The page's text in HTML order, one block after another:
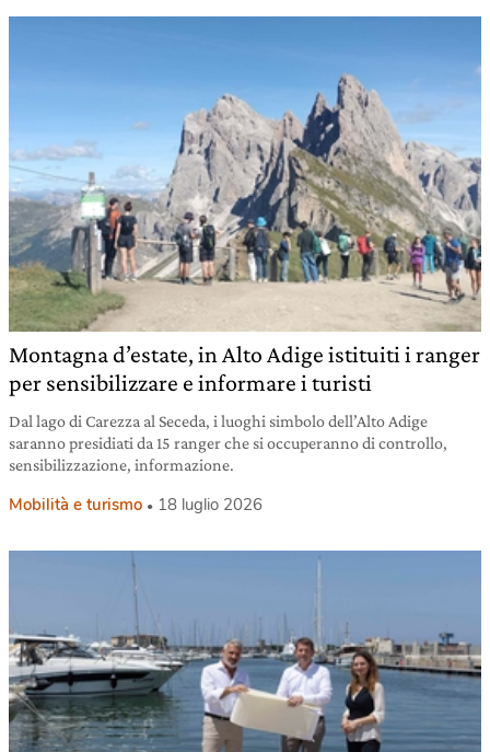
Montagna d’estate, in Alto Adige istituiti i ranger
per sensibilizzare e informare i turisti
Dal lago di Carezza al Seceda, i luoghi simbolo dell’Alto Adige
saranno presidiati da 15 ranger che si occuperanno di controllo,
sensibilizzazione, informazione.
Mobilità e turismo 18 luglio 2026